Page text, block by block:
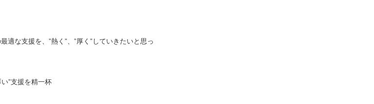
な支援を、”熱く”、”厚く”していきたいと思っ
”支援を精一杯